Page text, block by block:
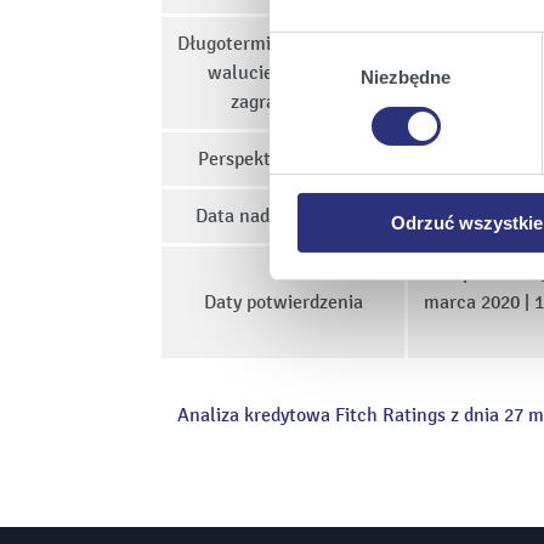
KlikającAkceptuję
Zmień ustawienia
urządzeniu.
KlikającOdrzuć
plików cookie niezbędnych
Wybór
zgody
Niezbędne
Odrzuć wszystkie
Długoterminowy rating w
walucie krajowej i
zagranicznej
Perspektywa ratingu
Data nadania ratingu
Daty potwierdzenia
28 lipca 2026
marca 2020 |
Analiza kredytowa Fitch Ratings z dnia 27